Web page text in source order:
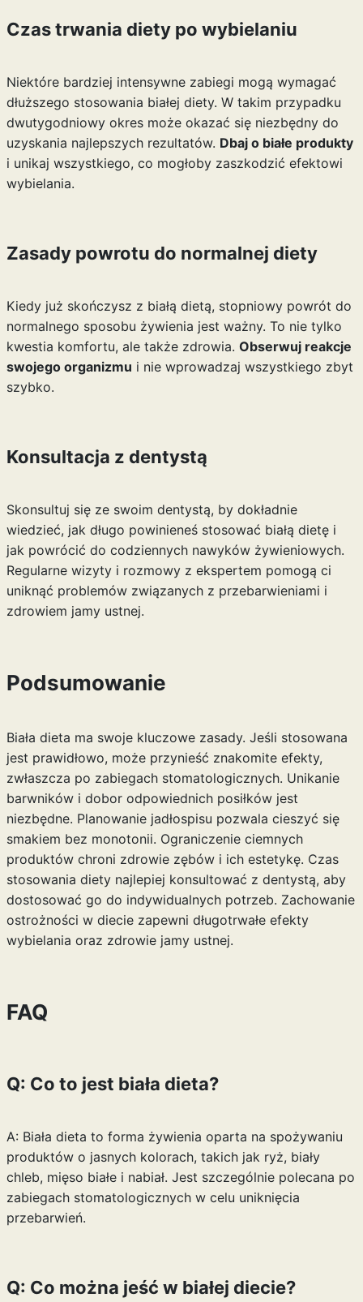
Czas trwania diety po wybielaniu
Niektóre bardziej intensywne zabiegi mogą wymagać
dłuższego stosowania białej diety. W takim przypadku
dwutygodniowy okres może okazać się niezbędny do
uzyskania najlepszych rezultatów. Dbaj o białe produkty
i unikaj wszystkiego, co mogłoby zaszkodzić efektowi
wybielania.
Zasady powrotu do normalnej diety
Kiedy już skończysz z białą dietą, stopniowy powrót do
normalnego sposobu żywienia jest ważny. To nie tylko
kwestia komfortu, ale także zdrowia. Obserwuj reakcje
swojego organizmu i nie wprowadzaj wszystkiego zbyt
szybko.
Konsultacja z dentystą
Skonsultuj się ze swoim dentystą, by dokładnie
wiedzieć, jak długo powinieneś stosować białą dietę i
jak powrócić do codziennych nawyków żywieniowych.
Regularne wizyty i rozmowy z ekspertem pomogą ci
uniknąć problemów związanych z przebarwieniami i
zdrowiem jamy ustnej.
Podsumowanie
Biała dieta ma swoje kluczowe zasady. Jeśli stosowana
jest prawidłowo, może przynieść znakomite efekty,
zwłaszcza po zabiegach stomatologicznych. Unikanie
barwników i dobor odpowiednich posiłków jest
niezbędne. Planowanie jadłospisu pozwala cieszyć się
smakiem bez monotonii. Ograniczenie ciemnych
produktów chroni zdrowie zębów i ich estetykę. Czas
stosowania diety najlepiej konsultować z dentystą, aby
dostosować go do indywidualnych potrzeb. Zachowanie
ostrożności w diecie zapewni długotrwałe efekty
wybielania oraz zdrowie jamy ustnej.
FAQ
Q: Co to jest biała dieta?
A: Biała dieta to forma żywienia oparta na spożywaniu
produktów o jasnych kolorach, takich jak ryż, biały
chleb, mięso białe i nabiał. Jest szczególnie polecana po
zabiegach stomatologicznych w celu uniknięcia
przebarwień.
Q: Co można jeść w białej diecie?